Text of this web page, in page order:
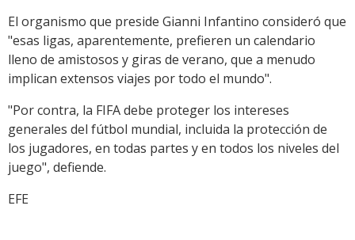
El organismo que preside Gianni Infantino consideró que
"esas ligas, aparentemente, prefieren un calendario
lleno de amistosos y giras de verano, que a menudo
implican extensos viajes por todo el mundo".
"Por contra, la FIFA debe proteger los intereses
generales del fútbol mundial, incluida la protección de
los jugadores, en todas partes y en todos los niveles del
juego", defiende.
EFE